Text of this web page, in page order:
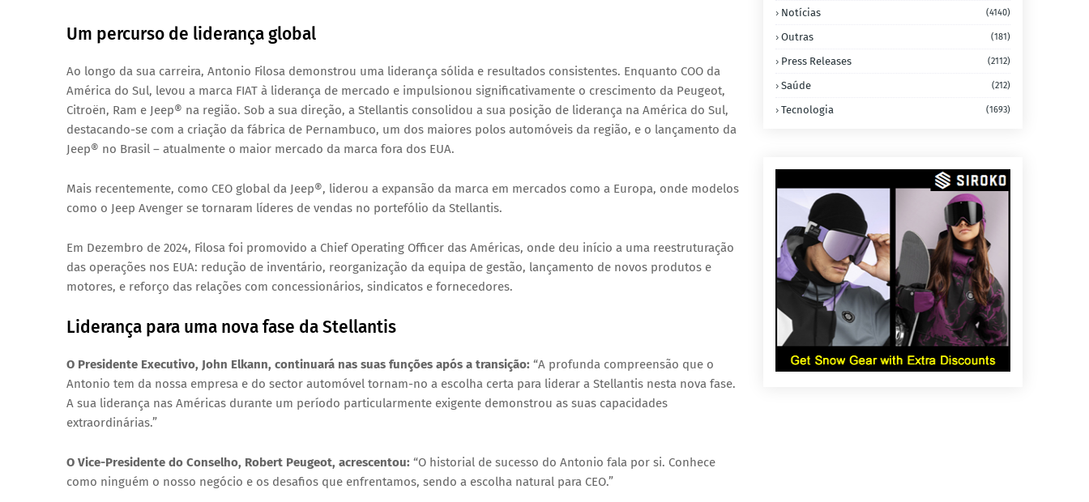
Um percurso de liderança global
Ao longo da sua carreira, Antonio Filosa demonstrou uma liderança sólida e resultados consistentes. Enquanto COO da
América do Sul, levou a marca FIAT à liderança de mercado e impulsionou significativamente o crescimento da Peugeot,
Citroën, Ram e Jeep® na região. Sob a sua direção, a Stellantis consolidou a sua posição de liderança na América do Sul,
destacando-se com a criação da fábrica de Pernambuco, um dos maiores polos automóveis da região, e o lançamento da
Jeep® no Brasil – atualmente o maior mercado da marca fora dos EUA.
Mais recentemente, como CEO global da Jeep®, liderou a expansão da marca em mercados como a Europa, onde modelos
como o Jeep Avenger se tornaram líderes de vendas no portefólio da Stellantis.
Em Dezembro de 2024, Filosa foi promovido a Chief Operating Officer das Américas, onde deu início a uma reestruturação
das operações nos EUA: redução de inventário, reorganização da equipa de gestão, lançamento de novos produtos e
motores, e reforço das relações com concessionários, sindicatos e fornecedores.
Liderança para uma nova fase da Stellantis
O Presidente Executivo, John Elkann, continuará nas suas funções após a transição: “A profunda compreensão que o
Antonio tem da nossa empresa e do sector automóvel tornam-no a escolha certa para liderar a Stellantis nesta nova fase.
A sua liderança nas Américas durante um período particularmente exigente demonstrou as suas capacidades
extraordinárias.”
O Vice-Presidente do Conselho, Robert Peugeot, acrescentou: “O historial de sucesso do Antonio fala por si. Conhece
como ninguém o nosso negócio e os desafios que enfrentamos, sendo a escolha natural para CEO.”
Notícias (4140)
Outras (181)
Press Releases (2112)
Saúde (212)
Tecnologia (1693)